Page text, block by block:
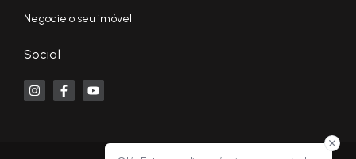
Negocie o seu imóvel
Social